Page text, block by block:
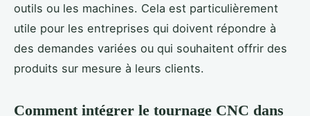
outils ou les machines. Cela est particulièrement
utile pour les entreprises qui doivent répondre à
des demandes variées ou qui souhaitent offrir des
produits sur mesure à leurs clients.
Comment intégrer le tournage CNC dans